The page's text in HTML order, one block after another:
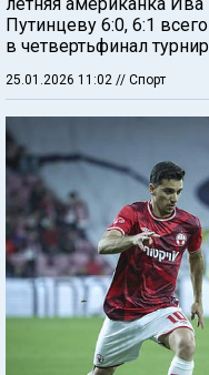
Путинцеву 6:0, 6:1
в четвертьфинал
25.01.2026 11:02 // Спорт